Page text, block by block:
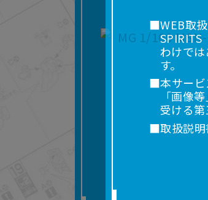
■WEB取
SPIRITS
わけで
す。
■本サービ
「画像
受ける第
■取扱説明
れに限
■掲載し
■対象商